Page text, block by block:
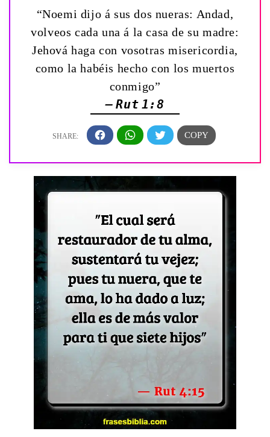
“Noemi dijo á sus dos nueras: Andad,
volveos cada una á la casa de su madre:
Jehová haga con vosotras misericordia,
como la habéis hecho con los muertos
conmigo”
— Rut 1:8